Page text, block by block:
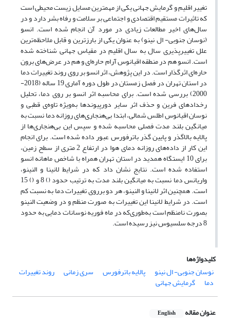
تغییر اقلیم و گرمایش جهانی یکی از مهمترین مسایل زیست محیطی است
که تاثیرات مستقیم اقتصادی و اجتماعی بر سلامت و رفاه بشر دارد و در
سال‌های اخیر مطالعات زیادی در مورد آن انجام شده است. انسو
(نوسان جنوبی- ال نینو) به عنوان یکی از بارزترین و قابل ملاحظه‌ترین
علل تغییرپذیری سال به سال اقلیم در مقیاس جهانی شناخته شده
است. انسو هم در منطقه اقیانوس آرام حاره‌ای و هم در عرض‌های برون
حاره‌ای اثرگذار است. در این پژوهش، اثر انسو بر روی روند تغییرات دما
در استان تهران در فصل زمستان در طول دوره آماری 19 ساله (2018-
2000) بررسی شده است. برای محاسبه اثر انسو بر روی دما، تحلیل
رخدادهای فرین و حذف اثر سایر دورپیوندها به‌ویژه تاوه‌ی قطبی و
نوسان اقیانوس اطلس شمالی، ابتدا بی‌هنجاری‌های روزانه دما نسبت به
میانگین بلند مدت فصلی محاسبه شده و سپس این بی‌هنجاری‌ها از
پالایه بالاگذر و پایین گذر باترفورس عبور داده شده است. برای انجام
این کار از داده‌های روزانه دمای هوا در ارتفاع 2 متری از سطح زمین،
برای 10 ایستگاه همدید در استان تهران همراه با شاخص ماهانه انسو
استفاده شده است. نتایج نشان داد که در شرایط لانینا و النینو،
واریانس دما نسبت به میانگین بلند مدت به ترتیب حدود () 8 و () 15
است. همچنین اثر لانینا و النینو، هر دو برروی تغییرات دما به نسبت کم
است. در شرایط لانینا این تغییرات به صورت منظم و در وضعیت النینو
بصورت نامنظم است به‌طوری‌که در ماه فوریه نوسانات دمایی به حدود
8 درجه سلسیوس نیز رسیده است.
کلیدواژه‌ها
نوسان جنوبی- ال نینو
پالایه باترفورس سری زمانی روند تغییرات
دما گرمایش جهانی
عنوان مقاله English